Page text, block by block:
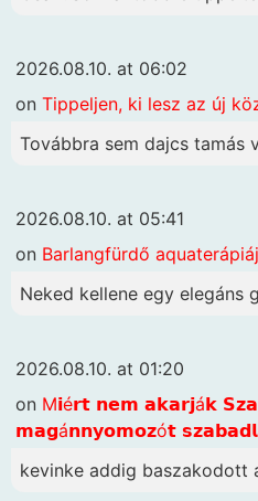
2026.08.10. at 06:02
on Tippeljen, ki lesz az új
Továbbra sem dajcs tamás
2026.08.10. at 05:41
on Barlangfürdő
Neked kellene egy elegáns
2026.08.10. at 01:20
on M𝗶é𝗿𝘁 𝗻𝗲𝗺 𝗮𝗸𝗮𝗿𝗷á𝗸
𝗺𝗮𝗴á𝗻𝗻𝘆𝗼𝗺𝗼𝘇ó𝘁
kevinke addig baszakodott